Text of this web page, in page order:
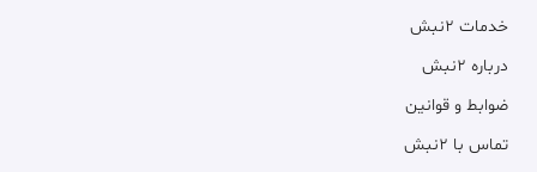
خدمات ۲نبش
درباره ۲نبش
ضوابط و قوانین
تماس با ۲نبش